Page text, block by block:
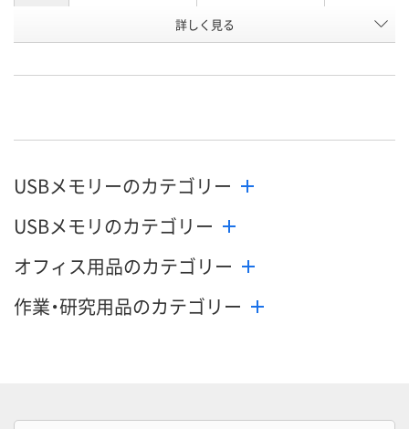
幅47.2×奥行17.2×
高さ7.8mm
幅62.1×奥行17.6×
高さ8.4mm
幅47.2×奥
高さ7.8mm
お申込番
メーカー都合により
メーカー都合により
詳しく見る
USBメモリーのカテゴリー
USBメモリのカテゴリー
オフィス用品のカテゴリー
作業・研究用品のカテゴリー